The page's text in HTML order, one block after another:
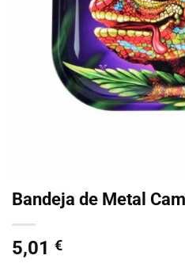
Bandeja de Metal
5,01 €